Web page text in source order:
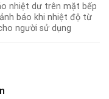
nhiệt dư trên mặt bếp
báo khi nhiệt độ từ
người sử dụng